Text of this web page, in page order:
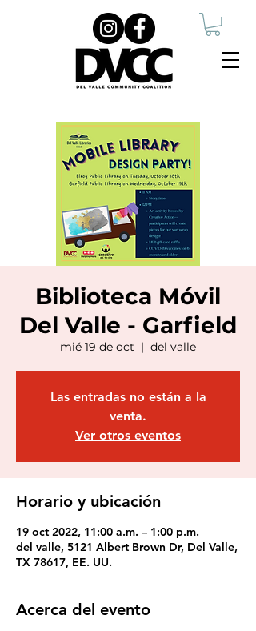
Biblioteca Móvil
Del Valle - Garfield
mié 19 de oct
  |
del valle
Las entradas no están a la
venta.
Ver otros eventos
Horario y ubicación
19 oct 2022, 11:00 a.m. – 1:00 p.m.
del valle, 5121 Albert Brown Dr, Del Valle,
TX 78617, EE. UU.
Acerca del evento